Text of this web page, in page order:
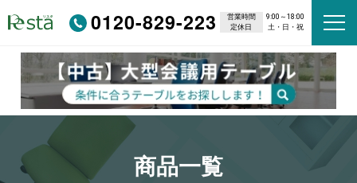
0120-829-223 営業時間
9:00～18:00
定休日
土・日・祝
商品一覧